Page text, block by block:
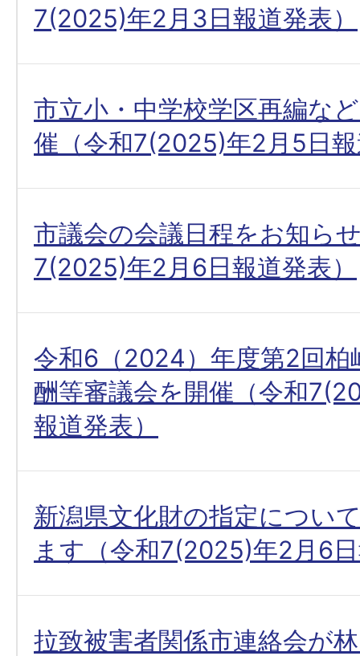
7(2025)年2月3日報道発表）
市立小・中学校学区再編な
催（令和7(2025)年2月5日
市議会の会議日程をお知ら
7(2025)年2月6日報道発表）
令和6（2024）年度第2回柏
酬等審議会を開催（令和
報道発表）
新潟県文化財の指定につい
ます（令和7(2025)年2月6
拉致被害者関係市連絡会が